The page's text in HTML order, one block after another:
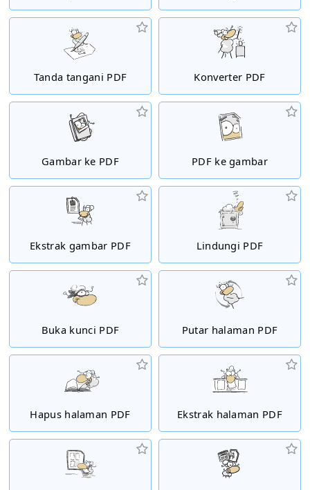
Tanda tangani PDF Konverter PDF
Gambar ke PDF PDF ke gambar
Ekstrak gambar PDF Lindungi PDF
Buka kunci PDF Putar halaman PDF
Hapus halaman PDF Ekstrak halaman PDF